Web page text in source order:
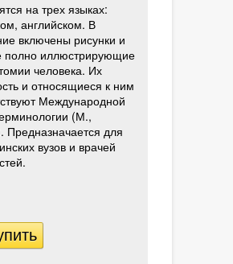
на трех языках:
английском. В
включены рисунки и
полно иллюстрирующие
человека. Их
и относящиеся к ним
Международной
(М.,
для
вузов и врачей